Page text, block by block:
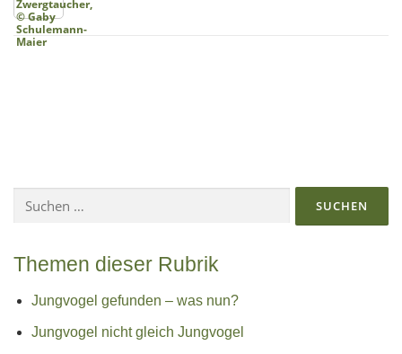
nach:
Themen dieser Rubrik
Jungvogel gefunden – was nun?
Jungvogel nicht gleich Jungvogel